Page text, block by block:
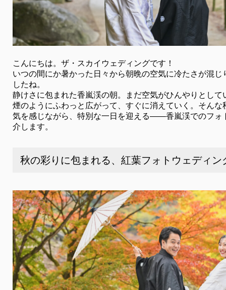
こんにちは。ザ・スカイウェディングです！
いつの間にか暑かった日々から朝晩の空気に冷たさが混じ
したね。
静けさに包まれた香嵐渓の朝。まだ空気がひんやりとして
煙のようにふわっと広がって、すぐに消えていく。そんな
気を感じながら、特別な一日を迎える――香嵐渓でのフォ
介します。
秋の彩りに包まれる、紅葉フォトウェディン